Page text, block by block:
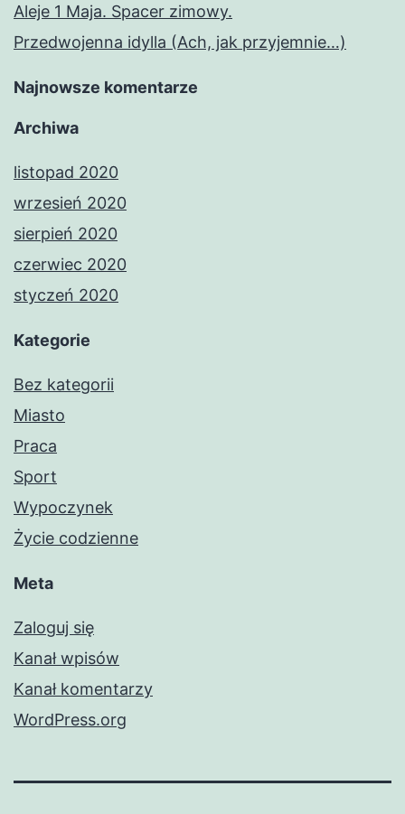
Aleje 1 Maja. Spacer zimowy.
Przedwojenna idylla (Ach, jak przyjemnie…)
Najnowsze komentarze
Archiwa
listopad 2020
wrzesień 2020
sierpień 2020
czerwiec 2020
styczeń 2020
Kategorie
Bez kategorii
Miasto
Praca
Sport
Wypoczynek
Życie codzienne
Meta
Zaloguj się
Kanał wpisów
Kanał komentarzy
WordPress.org